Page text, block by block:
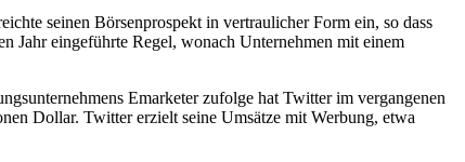
seinen Börsenprospekt in vertraulicher Form ein, so dass
Jahr eingeführte Regel, wonach Unternehmen mit einem
Emarketer zufolge hat Twitter im vergangenen
Dollar. Twitter erzielt seine Umsätze mit Werbung, etwa